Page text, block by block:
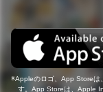
Appleのロゴ、App Storeは
す。App Storeは、Apple